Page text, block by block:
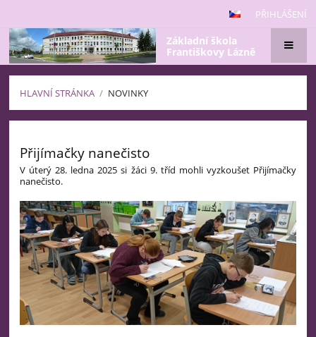
PŘIHLÁŠENÍ
Základní škola
Františkovy Lázně
HLAVNÍ STRÁNKA / NOVINKY
Přijímačky nanečisto
V úterý 28. ledna 2025 si žáci 9. tříd mohli vyzkoušet Přijímačky
nanečisto.